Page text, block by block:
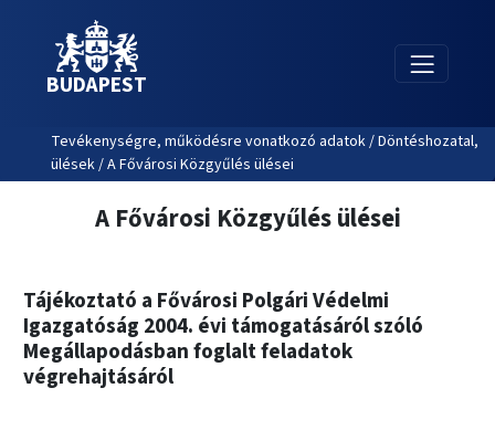
BUDAPEST
Tevékenységre, működésre vonatkozó adatok / Döntéshozatal,
ülések / A Fővárosi Közgyűlés ülései
A Fővárosi Közgyűlés ülései
Tájékoztató a Fővárosi Polgári Védelmi
Igazgatóság 2004. évi támogatásáról szóló
Megállapodásban foglalt feladatok
végrehajtásáról